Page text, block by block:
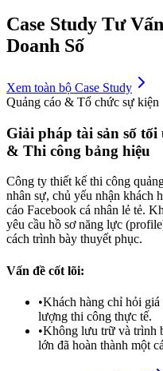
Case Study Tư
Doanh Số
Xem toàn bộ Case Study
Quảng cáo & Tổ chức sự kiện
Giải pháp tài sản số
& Thi công bảng hiệu
Công ty thiết kế thi công
nhân sự, chủ yếu nhận khách
cáo Facebook cá nhân lẻ tẻ.
yêu cầu hồ sơ năng lực
cách trình bày thuyết phục.
Vấn đề cốt lõi:
•Khách hàng chỉ hỏi
lượng thi công thực tế.
•Không lưu trữ và trình
lớn đã hoàn thành một